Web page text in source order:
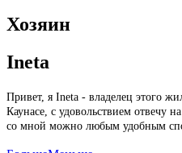
Хозяин
Ineta
Привет, я Ineta - владелец этого
Каунасе, с удовольствием отвечу
со мной можно любым удобным